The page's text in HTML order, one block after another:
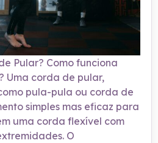
Pular? Como funciona
Uma corda de pular,
pula-pula ou corda de
simples mas eficaz para
uma corda flexível com
O